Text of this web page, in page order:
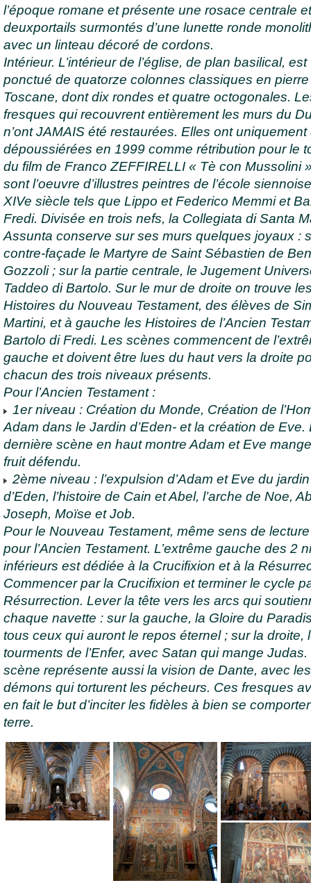
l’époque romane et présente une rosace centrale
deuxportails surmontés d’une lunette ronde
avec un linteau décoré de cordons.
Intérieur. L’intérieur de l’église, de plan basilical, est
ponctué de quatorze colonnes classiques en
Toscane, dont dix rondes et quatre octogonales.
fresques qui recouvrent entièrement les murs du
n’ont JAMAIS été restaurées. Elles ont uniquement
dépoussiérées en 1999 comme rétribution pour le
du film de Franco ZEFFIRELLI « Tè con Mussolini
sont l’oeuvre d’illustres peintres de l’école
XIVe siècle tels que Lippo et Federico Memmi et
Fredi. Divisée en trois nefs, la Collegiata di Santa
Assunta conserve sur ses murs quelques joyaux :
contre-façade le Martyre de Saint Sébastien de
Gozzoli ; sur la partie centrale, le Jugement
Taddeo di Bartolo. Sur le mur de droite on trouve
Histoires du Nouveau Testament, des élèves de
Martini, et à gauche les Histoires de l’Ancien
Bartolo di Fredi. Les scènes commencent de
gauche et doivent être lues du haut vers la droite
chacun des trois niveaux présents.
Pour l’Ancien Testament :
1er niveau : Création du Monde, Création de
Adam dans le Jardin d’Eden- et la création de Eve.
dernière scène en haut montre Adam et Eve
fruit défendu.
2ème niveau : l’expulsion d’Adam et Eve du jardin
d’Eden, l’histoire de Cain et Abel, l’arche de Noe,
Joseph, Moïse et Job.
Pour le Nouveau Testament, même sens de
pour l’Ancien Testament. L’extrême gauche des 2
inférieurs est dédiée à la Crucifixion et à la
Commencer par la Crucifixion et terminer le cycle
Résurrection. Lever la tête vers les arcs qui
chaque navette : sur la gauche, la Gloire du
tous ceux qui auront le repos éternel ; sur la droite,
tourments de l’Enfer, avec Satan qui mange Judas.
scène représente aussi la vision de Dante, avec les
démons qui torturent les pécheurs. Ces fresques
en fait le but d’inciter les fidèles à bien se
terre.